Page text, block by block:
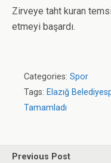
Zirveye taht kuran
etmeyi başardı.
Categories: Spor
Tags: Elazığ
Tamamladı
Previous Post